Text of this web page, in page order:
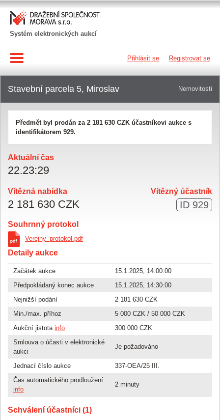
Systém elektronických aukcí
Přihlásit se Registrovat se
Nemovitosti
Stavební parcela 5, Miroslav
Předmět byl prodán za 2 181 630 CZK účastníkovi aukce s
identifikátorem 929.
Aktuální čas
22.23:29
Vítězná nabídka
2 181 630 CZK
Vítězný účastník
ID 929
Souhrnný protokol
Verejny_protokol.pdf
Detaily aukce
Začátek aukce
15.1.2025, 14:00:00
Předpokládaný konec aukce
15.1.2025, 14:30:00
Nejnižší podání
2 181 630 CZK
Min./max. příhoz
5 000 CZK / 50 000 CZK
Aukční jistota info
300 000 CZK
Smlouva o účasti v elektronické
aukci
Je požadováno
Jednací číslo aukce
337-OEA/25 III.
Čas automatického prodloužení
info
2 minuty
Schválení účastníci (1)